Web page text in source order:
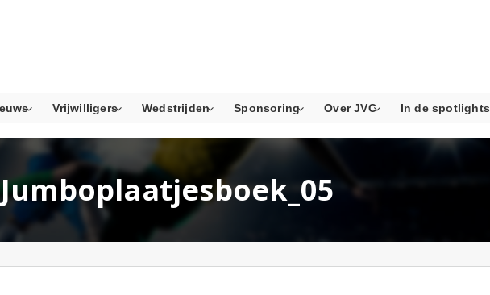
Vrijwilligers Wedstrijden Sponsoring Over JVC In de spotlights
Jumboplaatjesboek_05